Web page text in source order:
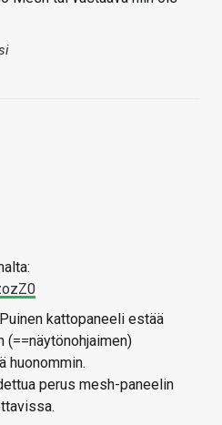
kattopaneeli estää
(==näytönohjaimen)
huonommin.
perus mesh-paneelin